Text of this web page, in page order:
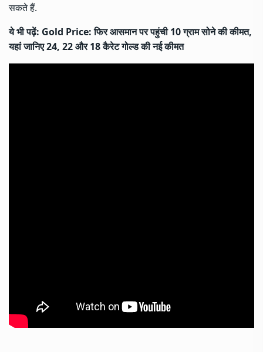
सकते हैं.
ये भी पढ़ें: Gold Price: फिर आसमान पर पहुंची 10 ग्राम सोने की कीमत,
यहां जानिए 24, 22 और 18 कैरेट गोल्ड की नई कीमत